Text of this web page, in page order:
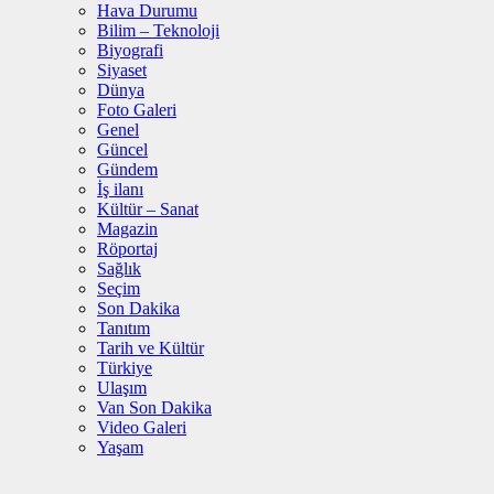
Hava Durumu
Bilim – Teknoloji
Biyografi
Siyaset
Dünya
Foto Galeri
Genel
Güncel
Gündem
İş ilanı
Kültür – Sanat
Magazin
Röportaj
Sağlık
Seçim
Son Dakika
Tanıtım
Tarih ve Kültür
Türkiye
Ulaşım
Van Son Dakika
Video Galeri
Yaşam